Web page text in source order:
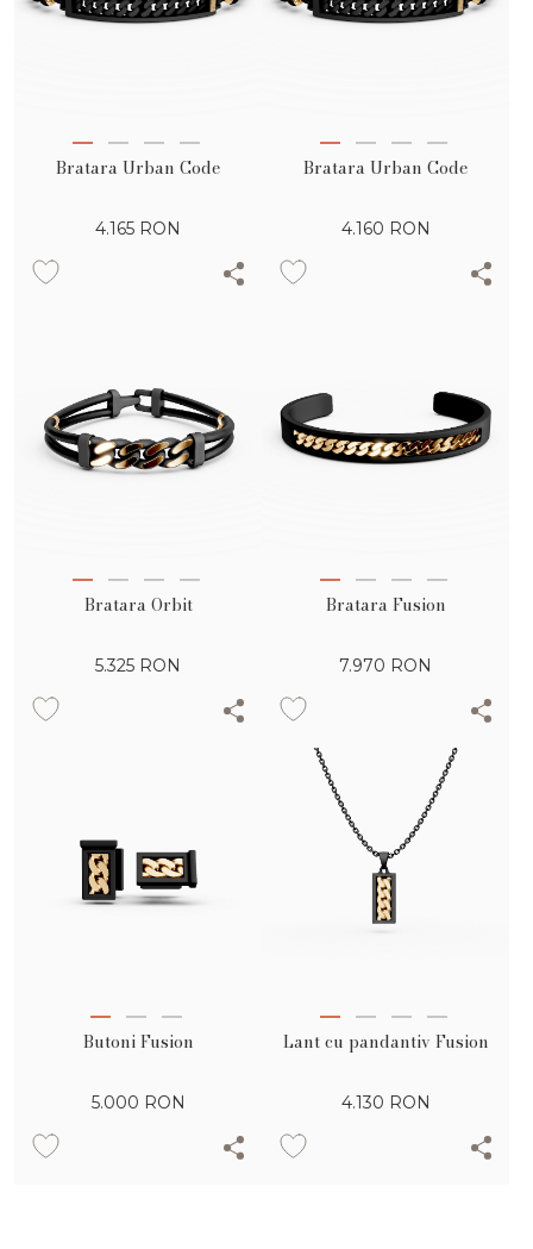
Bratara Urban Code
4.165 RON
Bratara Urban Code
4.160 RON
Bratara Orbit
5.325 RON
Bratara Fusion
7.970 RON
Butoni Fusion
5.000 RON
Lant cu pandantiv Fusion
4.130 RON